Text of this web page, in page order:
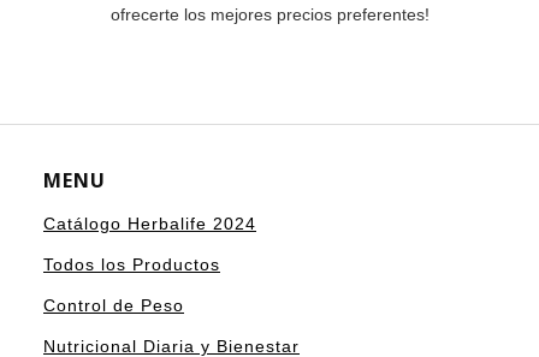
ofrecerte los mejores precios preferentes!
MENU
Catálogo Herbalife 2024
Todos los Productos
Control de Peso
Nutricional Diaria y Bienestar